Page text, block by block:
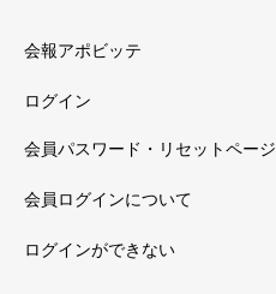
会報アポビッテ
ログイン
会員パスワード・リセットページ
会員ログインについて
ログインができない